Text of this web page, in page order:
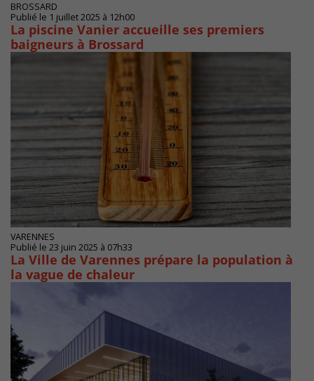
BROSSARD
Publié le 1 juillet 2025 à 12h00
La piscine Vanier accueille ses premiers
baigneurs à Brossard
VARENNES
Publié le 23 juin 2025 à 07h33
La Ville de Varennes prépare la population à
la vague de chaleur